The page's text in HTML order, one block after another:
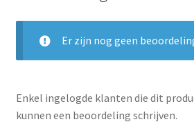
Er zijn nog geen
Enkel ingelogde klanten die dit
kunnen een beoordeling schrijven.